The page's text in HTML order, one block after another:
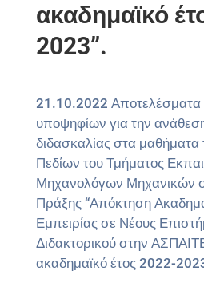
ακαδημαϊκό
2023”.
21.10.2022 Αποτελέσματα
υποψηφίων για την
διδασκαλίας στα
Πεδίων του Τμήματος
Μηχανολόγων Μηχανικών
Πράξης “Απόκτηση
Εμπειρίας σε Νέους
Διδακτορικού στην
ακαδημαϊκό έτος 2022-